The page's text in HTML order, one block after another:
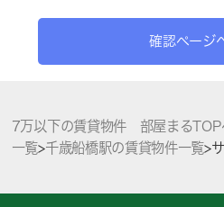
確認ページ
7万以下の賃貸物件 部屋まるTOP
一覧>千歳船橋駅の賃貸物件一覧>